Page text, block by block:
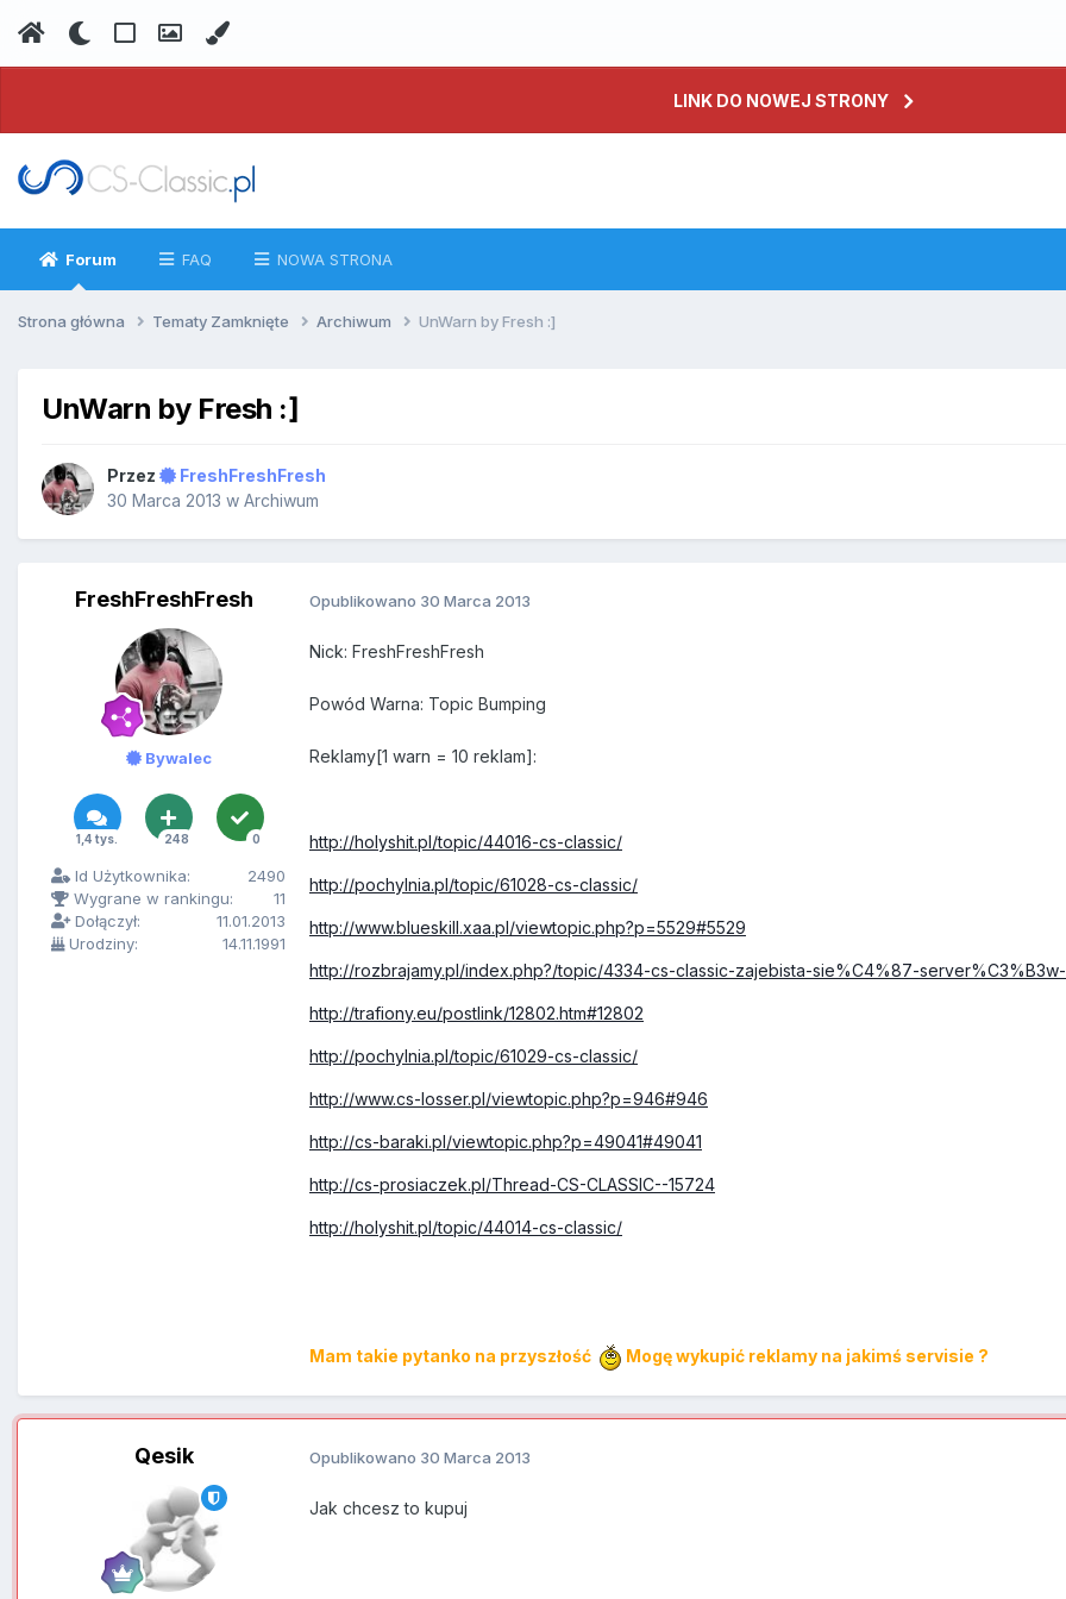
LINK DO NOWEJ STRONY
Forum FAQ NOWA STRONA
Strona główna Tematy Zamknięte Archiwum UnWarn by Fresh :]
UnWarn by Fresh :]
Przez
FreshFreshFresh
30 Marca 2013 w Archiwum
FreshFreshFresh
Bywalec
1,4 tys. 248 0
Id Użytkownika:
2490
Wygrane w rankingu:
11
Dołączył:
11.01.2013
Urodziny:
14.11.1991
Opublikowano 30 Marca 2013
Nick: FreshFreshFresh
Powód Warna: Topic Bumping
Reklamy[1 warn = 10 reklam]:
http://holyshit.pl/topic/44016-cs-classic/
http://pochylnia.pl/topic/61028-cs-classic/
http://www.blueskill.xaa.pl/viewtopic.php?p=5529#5529
http://rozbrajamy.pl/index.php?/topic/4334-cs-classic-zajebista-sie%C4%87-
http://trafiony.eu/postlink/12802.htm#12802
http://pochylnia.pl/topic/61029-cs-classic/
http://www.cs-losser.pl/viewtopic.php?p=946#946
http://cs-baraki.pl/viewtopic.php?p=49041#49041
http://cs-prosiaczek.pl/Thread-CS-CLASSIC--15724
http://holyshit.pl/topic/44014-cs-classic/
Mam takie pytanko na przyszłość Mogę wykupić reklamy na jakimś servisie ?
Qesik Opublikowano 30 Marca 2013
Jak chcesz to kupuj